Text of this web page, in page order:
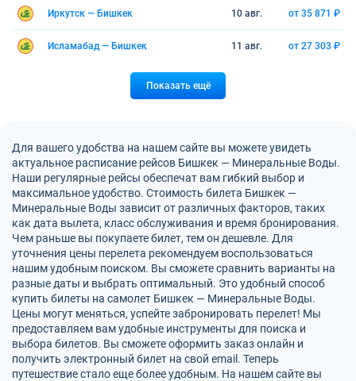
Иркутск — Бишкек 10 авг. от 35 871 ₽
Исламабад — Бишкек 11 авг. от 27 303 ₽
Показать ещё
Для вашего удобства на нашем сайте вы можете увидеть
актуальное расписание рейсов Бишкек — Минеральные Воды.
Наши регулярные рейсы обеспечат вам гибкий выбор и
максимальное удобство. Стоимость билета Бишкек —
Минеральные Воды зависит от различных факторов, таких
как дата вылета, класс обслуживания и время бронирования.
Чем раньше вы покупаете билет, тем он дешевле. Для
уточнения цены перелета рекомендуем воспользоваться
нашим удобным поиском. Вы сможете сравнить варианты на
разные даты и выбрать оптимальный. Это удобный способ
купить билеты на самолет Бишкек — Минеральные Воды.
Цены могут меняться, успейте забронировать перелет! Мы
предоставляем вам удобные инструменты для поиска и
выбора билетов. Вы сможете оформить заказ онлайн и
получить электронный билет на свой email. Теперь
путешествие стало еще более удобным. На нашем сайте вы